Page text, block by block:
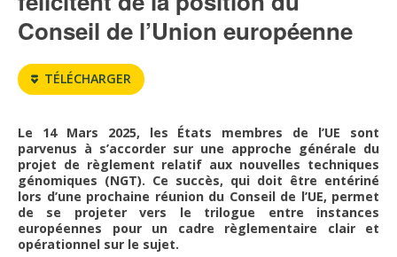
FNPSMS
CEPM
GERM-SERVICES
EMPLOI
Conseil de l’Union européenne
TÉLÉCHARGER
Le 14 Mars 2025, les États membres de l’UE sont
parvenus à s’accorder sur une approche générale du
projet de règlement relatif aux nouvelles techniques
génomiques (NGT). Ce succès, qui doit être entériné
lors d’une prochaine réunion du Conseil de l’UE, permet
de se projeter vers le trilogue entre instances
européennes pour un cadre règlementaire clair et
opérationnel sur le sujet.